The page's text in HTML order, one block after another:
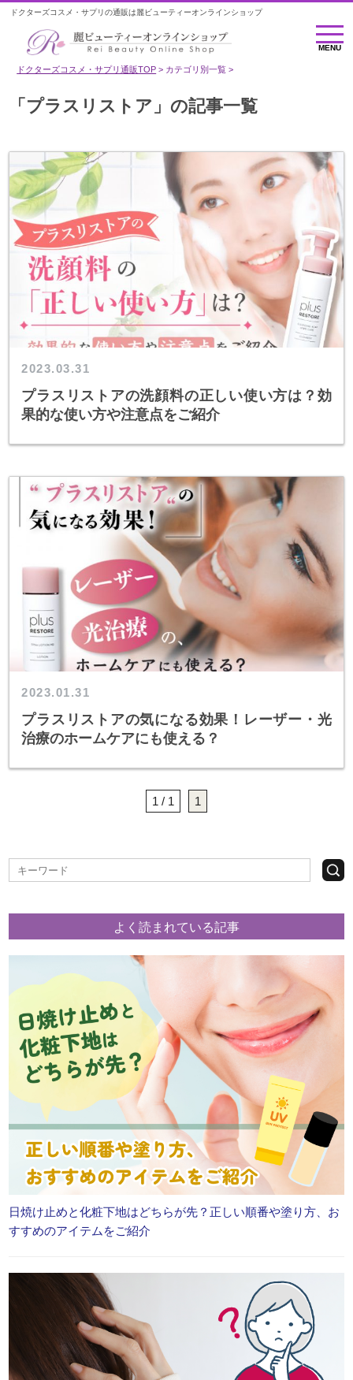
ドクターズコスメ・サプリの通販は麗ビューティーオンラインショップ
MENU
MENU
ドクターズコスメ・サプリ通販TOP カテゴリ別一覧
「プラスリストア」の記事一覧
2023.03.31
プラスリストアの洗顔料の正しい使い方は？効
果的な使い方や注意点をご紹介
2023.01.31
プラスリストアの気になる効果！レーザー・光
治療のホームケアにも使える？
1 / 1 1
よく読まれている記事
日焼け止めと化粧下地はどちらが先？正しい順番や塗り方、お
すすめのアイテムをご紹介